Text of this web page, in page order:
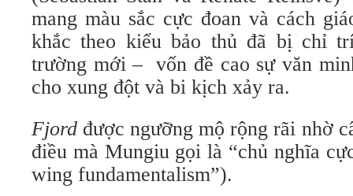
mang màu sắc cực đoan và cách
khắc theo kiểu bảo thủ đã bị chỉ
trường mới – vốn đề cao sự văn
cho xung đột và bi kịch xảy ra.
Fjord được ngưỡng mộ rộng rãi nhờ
điều mà Mungiu gọi là “chủ nghĩa
wing fundamentalism”).